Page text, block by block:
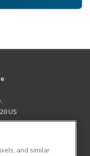
US
and similar